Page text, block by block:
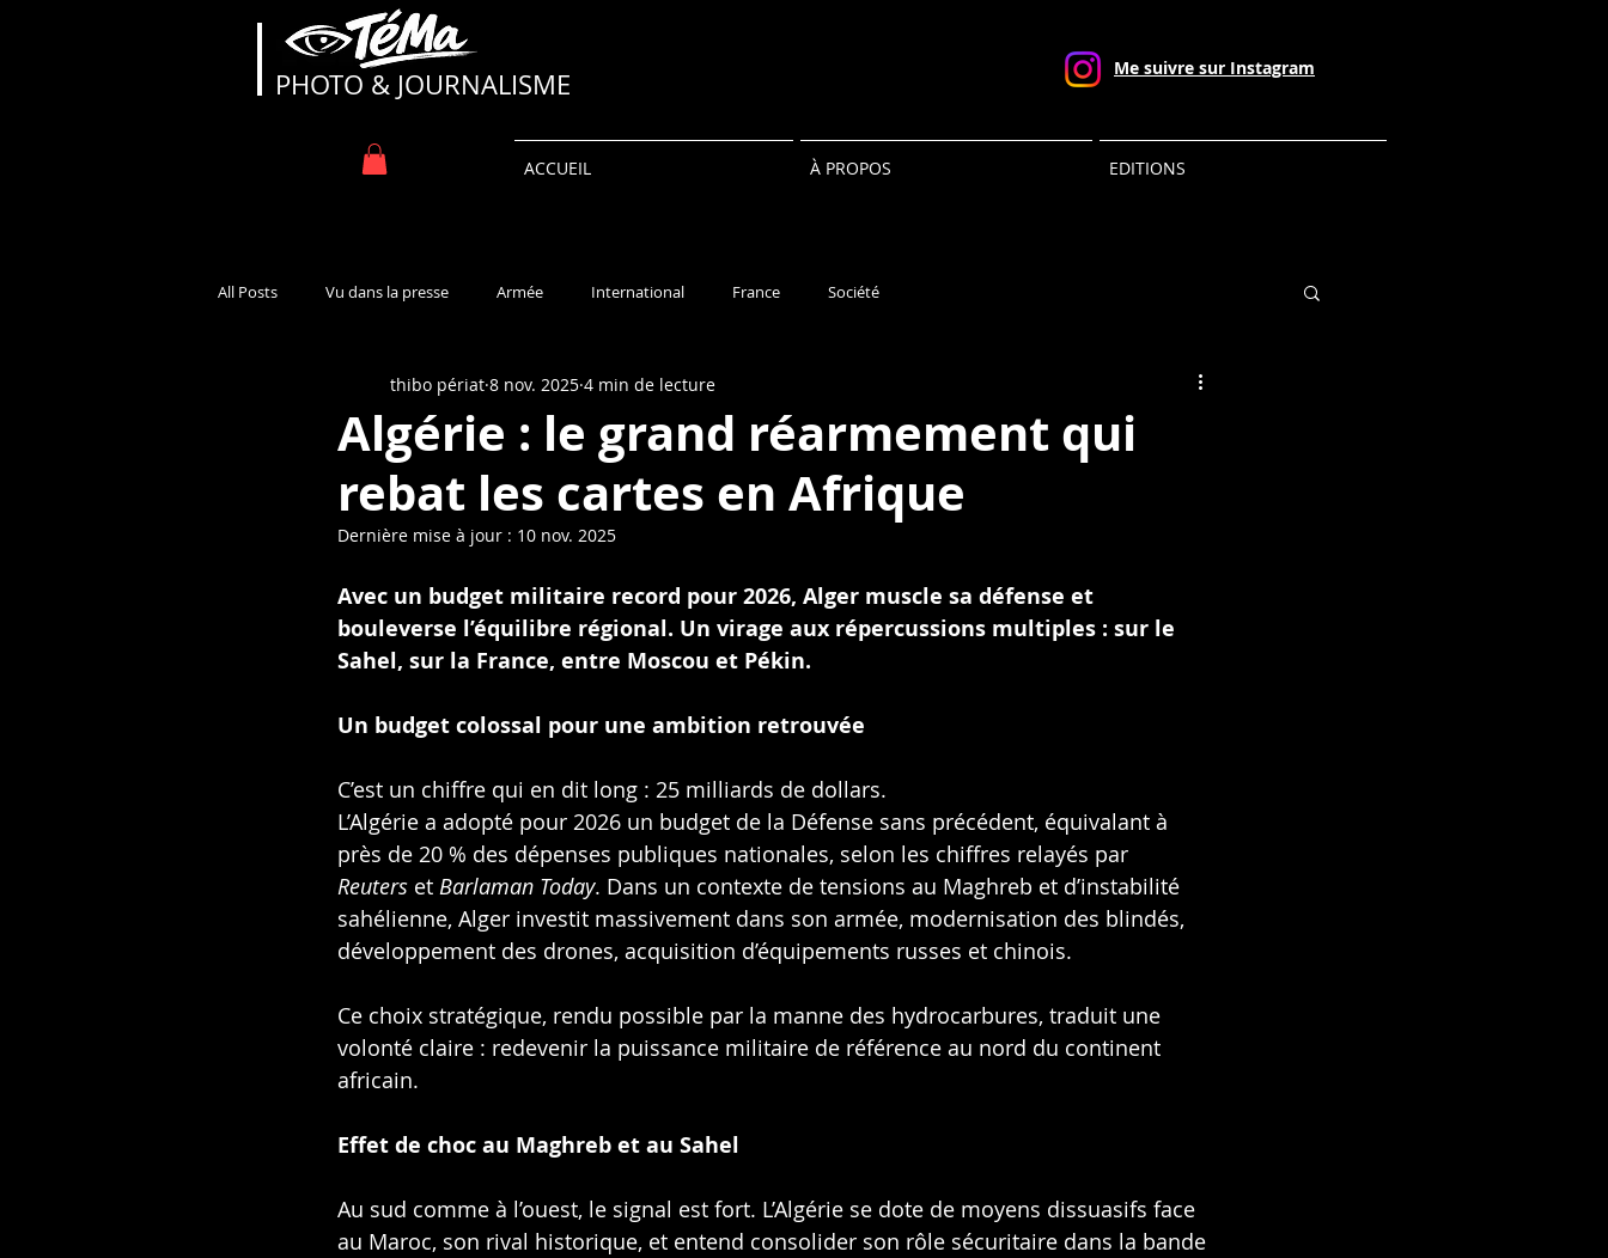
TéMa
PHOTO & JOURNALISME Me suivre sur Instagram
ACCUEIL À PROPOS EDITIONS
All Posts Vu dans la presse Armée International France Société
Algérie : le grand réarmement qui
rebat les cartes en Afrique
thibo périat 8 nov. 2025 4 min de lecture
Dernière mise à jour : 10 nov. 2025
Avec un budget militaire record pour 2026, Alger muscle sa défense et
bouleverse l’équilibre régional. Un virage aux répercussions multiples : sur le
Sahel, sur la France, entre Moscou et Pékin.
Un budget colossal pour une ambition retrouvée
C’est un chiffre qui en dit long : 25 milliards de dollars.
L’Algérie a adopté pour 2026 un budget de la Défense sans précédent, équivalant à
près de 20 % des dépenses publiques nationales, selon les chiffres relayés par
Reuters et Barlaman Today. Dans un contexte de tensions au Maghreb et d’instabilité
sahélienne, Alger investit massivement dans son armée, modernisation des blindés,
développement des drones, acquisition d’équipements russes et chinois.
Ce choix stratégique, rendu possible par la manne des hydrocarbures, traduit une
volonté claire : redevenir la puissance militaire de référence au nord du continent
africain.
Effet de choc au Maghreb et au Sahel
Au sud comme à l’ouest, le signal est fort. L’Algérie se dote de moyens dissuasifs face
au Maroc, son rival historique, et entend consolider son rôle sécuritaire dans la bande